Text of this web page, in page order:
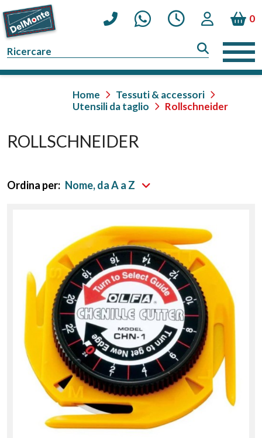
0
Home
Tessuti & accessori
Utensili da taglio
Rollschneider
ROLLSCHNEIDER
Ordina per: Nome, da A a Z